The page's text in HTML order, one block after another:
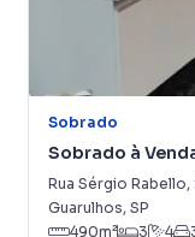
Anuncie seu
Compare é uma
diversas cidades
Na Imobiliária
seu imóvel muito
tradicionais. Já
Sobrado
Sobrado à
Rua Sérgio Rabello,
Guarulhos, SP
490m² 3 4